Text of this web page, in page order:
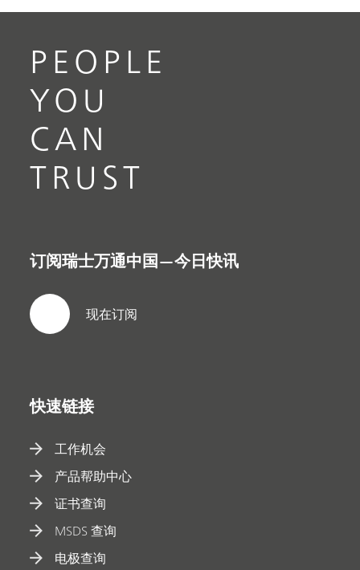
PEOPLE
YOU
CAN
TRUST
订阅瑞士万通中国—今日快讯
现在订阅
快速链接
工作机会
产品帮助中心
证书查询
MSDS 查询
电极查询